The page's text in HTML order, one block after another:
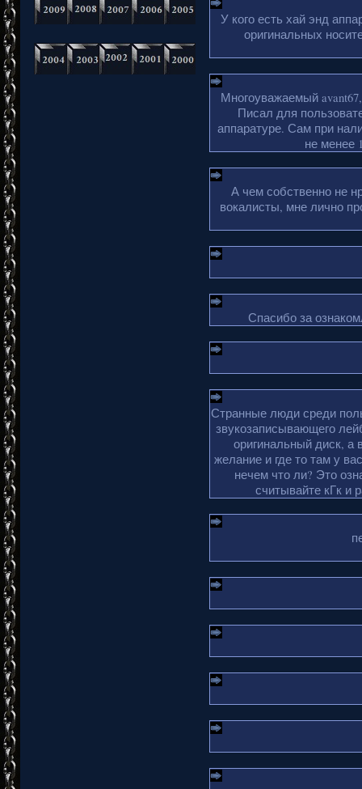
У кого есть хай энд
оригинальных
Многоуважаемый
Писал для
аппаратуре. Сам при
не менее
А чем собственно не
вокалисты, мне лично
Спасибо за
Странные люди среди
звукозаписывающего
оригинальный диск, а
желание и где то там у
нечем что ли? Это
считывайте кГк и